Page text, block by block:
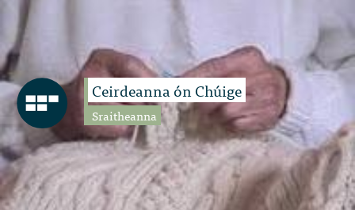
Ceirdeanna ón Chúige
Sraitheanna